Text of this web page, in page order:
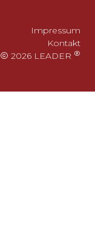
Impressum
Kontakt
2026 LEADER